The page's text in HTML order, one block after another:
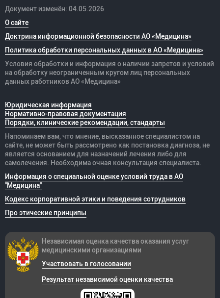
Документ изменён: 04.05.2026
О сайте
Доктрина информационной безопасности АО «Медицина»
Политика обработки персональных данных в АО «Медицина»
Условия обработки и информация о наличии запретов и условий
на обработку неограниченным кругом лиц персональных
данных работников АО «Медицина»
Юридическая информация
Нормативно-правовая документация
Порядки, клинические рекомендации, стандарты
Напоминаем вам, что мнение, высказанное специалистом на
сайте, не может быть рассмотрено как постановка диагноза, не
является основанием для назначений лечения либо для
самолечения. Необходима очная консультация специалиста.
Информация о специальной оценке условий труда в АО
"Медицина"
Кодекс корпоративной этики и поведения сотрудников
Про этические принципы
Независимая оценка качества оказания услуг
медицинскими организациями
Участвовать в голосовании
Результат независимой оценки качества